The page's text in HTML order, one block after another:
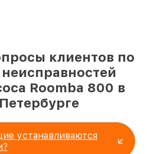
клиентов по
Roomba 800 в
устанавливаются